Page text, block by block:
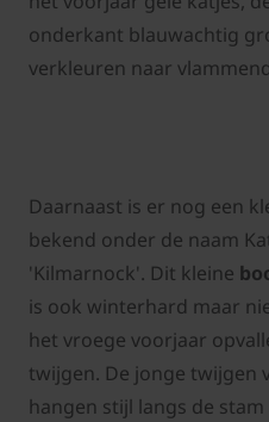
onderkant blauwachtig
verkleuren naar
Daarnaast is er nog een
bekend onder de naam
'Kilmarnock'. Dit kleine
is ook winterhard maar
het vroege voorjaar
twijgen. De jonge twijgen
hangen stijl langs de